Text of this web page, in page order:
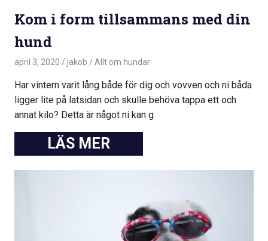
Kom i form tillsammans med din
hund
april 3, 2020 jakob Allt om hundar
Har vintern varit lång både för dig och vovven och ni båda
ligger lite på latsidan och skulle behöva tappa ett och
annat kilo? Detta är något ni kan g